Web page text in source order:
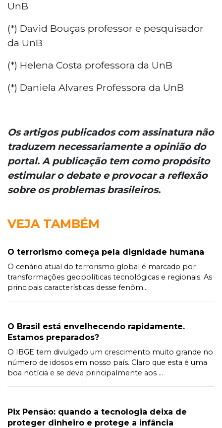
UnB
(*) David Bouças professor e pesquisador
da UnB
(*) Helena Costa professora da UnB
(*) Daniela Alvares Professora da UnB
Os artigos publicados com assinatura não
traduzem necessariamente a opinião do
portal. A publicação tem como propósito
estimular o debate e provocar a reflexão
sobre os problemas brasileiros.
VEJA TAMBÉM
O terrorismo começa pela dignidade humana
O cenário atual do terrorismo global é marcado por
transformações geopolíticas tecnológicas e regionais. As
principais características desse fenôm...
O Brasil está envelhecendo rapidamente.
Estamos preparados?
O IBGE tem divulgado um crescimento muito grande no
número de idosos em nosso país. Claro que esta é uma
boa notícia e se deve principalmente aos ...
Pix Pensão: quando a tecnologia deixa de
proteger dinheiro e protege a infância